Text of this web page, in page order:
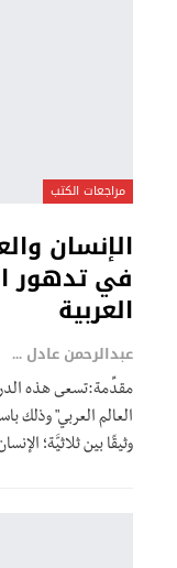
مراجعات الكتب
الإنسان
في تدهور
العربية
عبدالرحمن عادل
مقدِّمة:تسعى هذه
العالم العربي" وذلك
وثيقًا بين ثلاثيَّة؛